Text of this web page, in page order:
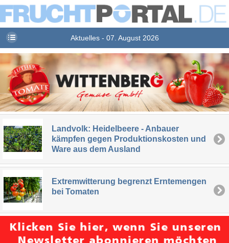
Aktuelles - 07. August 2026
Landvolk: Heidelbeere - Anbauer
kämpfen gegen Produktionskosten und
Ware aus dem Ausland
Extremwitterung begrenzt Erntemengen
bei Tomaten